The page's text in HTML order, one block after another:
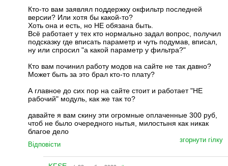
Кто-то вам заявлял поддержку окфильтр последней
версии? Или хотя бы какой-то?
Хоть она и есть, но НЕ обязана быть.
Всё работает у тех кто нормально задал вопрос, получил
подсказку где вписать параметр и чуть подумав, вписал,
ну или спросил "а какой параметр у фильтра?"
Кто вам починил работу модов на сайте не так давно?
Может быть за это брал кто-то плату?
А главное до сих пор на сайте стоит и работает "НЕ
рабочий" модуль, как же так то?
давайте я вам скину эти огромные оплаченные 300 руб,
чтоб не было очередного нытья, милостыня как никак
благое дело
Відповісти
згорнути гілку